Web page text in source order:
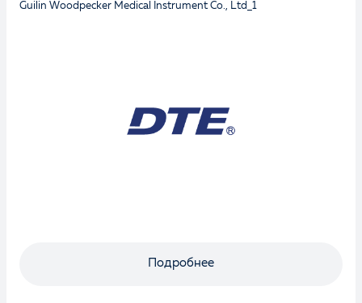
Guilin Woodpecker Medical Instrument Co., Ltd_1
Подробнее